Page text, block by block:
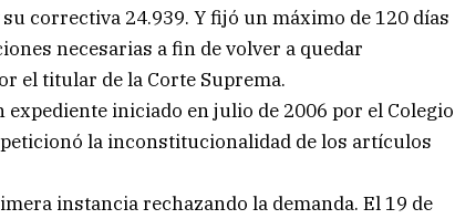
correctiva 24.939. Y fijó un máximo de 120 días
necesarias a fin de volver a quedar
el titular de la Corte Suprema.
iniciado en julio de 2006 por el Colegio
la inconstitucionalidad de los artículos
instancia rechazando la demanda. El 19 de